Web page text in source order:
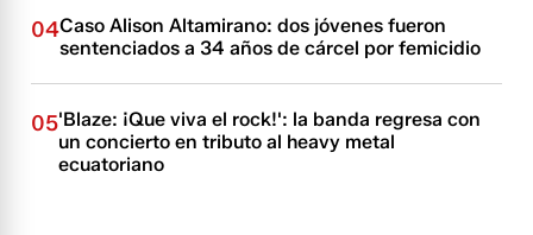
04Caso Alison Altamirano: dos jóvenes fueron
sentenciados a 34 años de cárcel por femicidio
05'Blaze: ¡Que viva el rock!': la banda regresa con
un concierto en tributo al heavy metal
ecuatoriano